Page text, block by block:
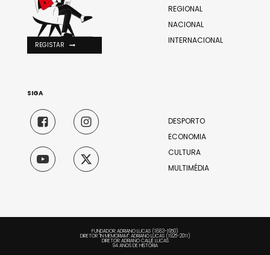
REGIONAL
NACIONAL
INTERNACIONAL
DESPORTO
ECONOMIA
CULTURA
MULTIMÉDIA
REGISTAR
SIGA
FUNDADOR: ADRIANO LUCAS (1883-1950)
DIRETOR "IN MEMORIAM": ADRIANO LUCAS (1925-2011)
DIRETOR: ADRIANO CALLÉ LUCAS
94 ANOS DE HISTÓRIA